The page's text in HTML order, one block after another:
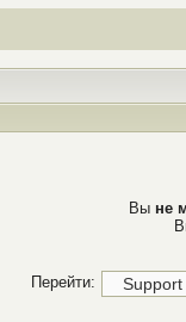
Вы не
Перейти: